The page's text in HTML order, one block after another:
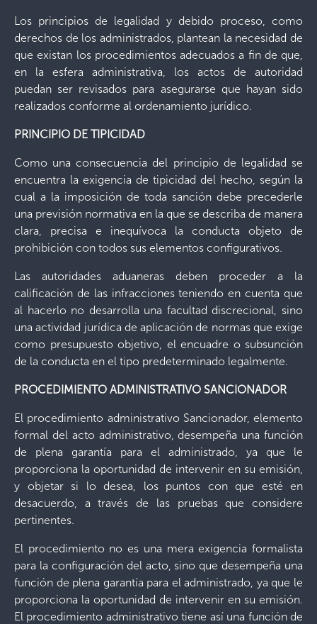
Los principios de legalidad y debido proceso, como
derechos de los administrados, plantean la necesidad de
que existan los procedimientos adecuados a fin de que,
en la esfera administrativa, los actos de autoridad
puedan ser revisados para asegurarse que hayan sido
realizados conforme al ordenamiento jurídico.
PRINCIPIO DE TIPICIDAD
Como una consecuencia del principio de legalidad se
encuentra la exigencia de tipicidad del hecho, según la
cual a la imposición de toda sanción debe precederle
una previsión normativa en la que se describa de manera
clara, precisa e inequívoca la conducta objeto de
prohibición con todos sus elementos configurativos.
Las autoridades aduaneras deben proceder a la
calificación de las infracciones teniendo en cuenta que
al hacerlo no desarrolla una facultad discrecional, sino
una actividad jurídica de aplicación de normas que exige
como presupuesto objetivo, el encuadre o subsunción
de la conducta en el tipo predeterminado legalmente.
PROCEDIMIENTO ADMINISTRATIVO SANCIONADOR
El procedimiento administrativo Sancionador, elemento
formal del acto administrativo, desempeña una función
de plena garantía para el administrado, ya que le
proporciona la oportunidad de intervenir en su emisión,
y objetar si lo desea, los puntos con que esté en
desacuerdo, a través de las pruebas que considere
pertinentes.
El procedimiento no es una mera exigencia formalista
para la configuración del acto, sino que desempeña una
función de plena garantía para el administrado, ya que le
proporciona la oportunidad de intervenir en su emisión.
El procedimiento administrativo tiene así una función de